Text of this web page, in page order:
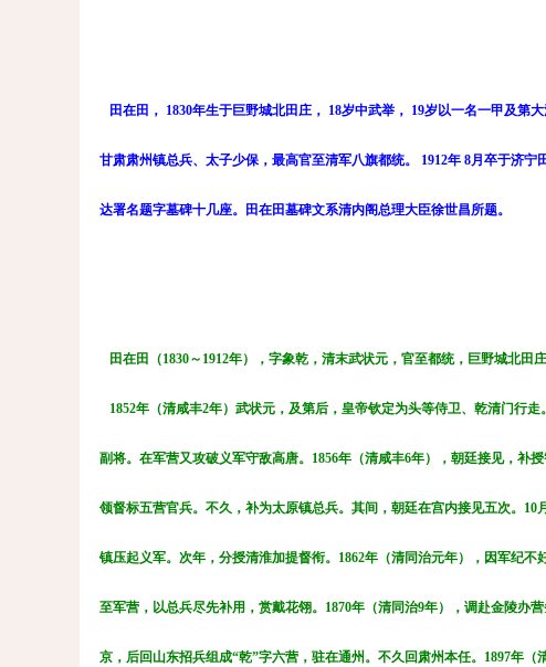
田在田， 1830年生于巨野城北田庄， 18岁中武举， 19岁以一名一甲及第
甘肃肃州镇总兵、太子少保，最高官至清军八旗都统。 1912年 8月卒于济
达署名题字墓碑十几座。田在田墓碑文系清内阁总理大臣徐世昌所题。
田在田（1830～1912年），字象乾，清末武状元，官至都统，巨野城北田
1852年（清咸丰2年）武状元，及第后，皇帝钦定为头等侍卫、乾清门行
副将。在军营又攻破义军守敌高唐。1856年（清咸丰6年），朝廷接见，补
领督标五营官兵。不久，补为太原镇总兵。其间，朝廷在宫内接见五次。
镇压起义军。次年，分授清淮加提督衔。1862年（清同治元年），因军纪
至军营，以总兵尽先补用，赏戴花翎。1870年（清同治9年），调赴金陵办
京，后回山东招兵组成“乾”字六营，驻在通州。不久回肃州本任。1897年